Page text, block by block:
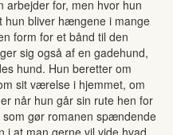
arbejder for, men hvor hun
hun bliver hængene i mange
form for et bånd til den
sig også af en gadehund,
hund. Hun beretter om
sit værelse i hjemmet, om
når hun går sin rute hen for
gør romanen spændende
i at man gerne vil vide hvad